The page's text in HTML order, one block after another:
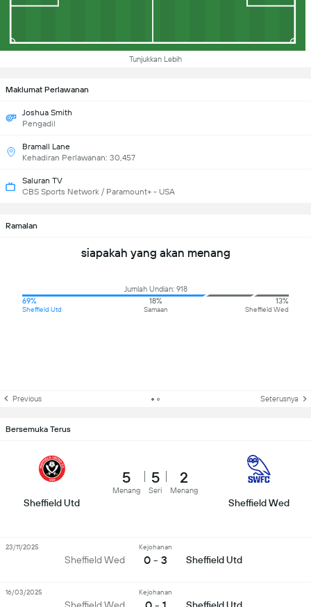
Tunjukkan Lebih
Maklumat Perlawanan
Joshua Smith
Pengadil
Bramall Lane
Kehadiran Perlawanan: 30,457
Saluran TV
CBS Sports Network / Paramount+ - USA
Ramalan
siapakah yang akan menang
Jumlah Undian: 918
69%
Sheffield Utd
18%
Samaan
13%
Sheffield Wed
Previous Seterusnya
Bersemuka Terus
Sheffield Utd
5
Menang
5
Seri
2
Menang
Sheffield Wed
Sheffield Wed
Kejohanan
0 - 3 Sheffield Utd
23/11/2025
Kejohanan
16/03/2025